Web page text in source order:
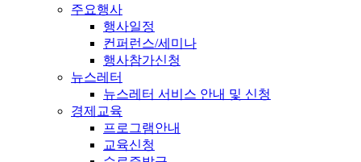
주요행사
행사일정
컨퍼런스/세미나
행사참가신청
뉴스레터
뉴스레터 서비스 안내 및 신청
경제교육
프로그램안내
교육신청